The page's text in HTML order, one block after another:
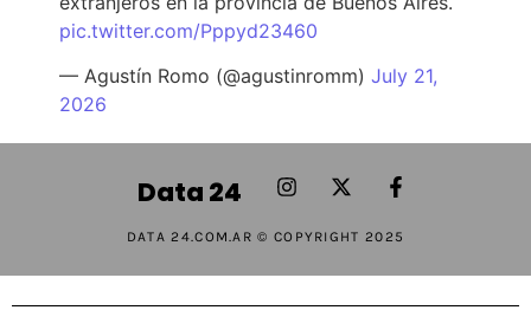
pic.twitter.com/Pppyd23460
— Agustín Romo (@agustinromm) July 21,
2026
Data 24
DATA 24.COM.AR © COPYRIGHT 2025